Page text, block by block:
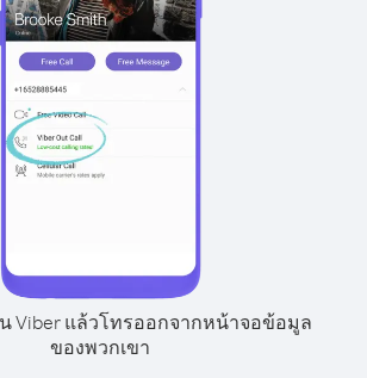
Viber แล้วโทรออกจากหน้าจอข้อมูล
ของพวกเขา